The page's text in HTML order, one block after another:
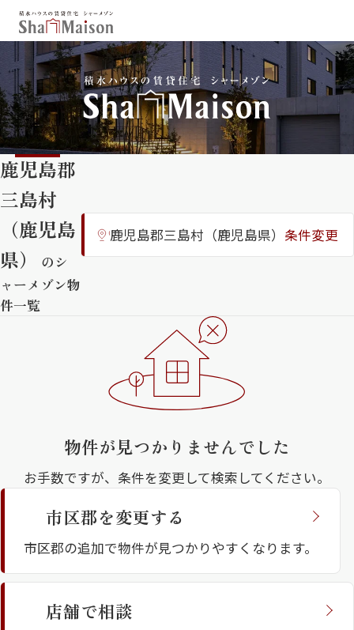
保存した条件
お気に入り
新着メール設定
最近見た物件
北海道
中部
九州
市区郡・路線・駅から探す
通勤・通学時間から探す
地図から探す
人気のカテゴリから探す
シャーメゾンとは
シャーメゾンセレクショ
鹿児島郡
三島村
（鹿児島
県）
のシ
ャーメゾン物
件一覧
鹿児島郡三島村（鹿児島県） 条件変更
物件が見つかりませんでした
お手数ですが、条件を変更して検索してください。
市区郡を変更する
市区郡の追加で物件が見つかりやすくなります。
店舗で相談